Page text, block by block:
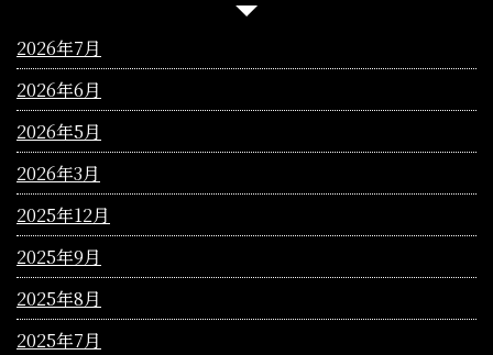
2026年7月
2026年6月
2026年5月
2026年3月
2025年12月
2025年9月
2025年8月
2025年7月